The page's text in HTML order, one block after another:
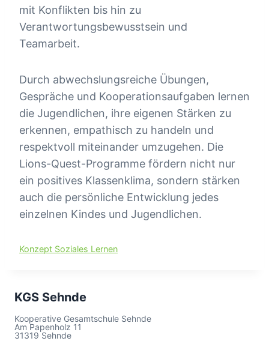
mit Konflikten bis hin zu
Verantwortungsbewusstsein und
Teamarbeit.
Durch abwechslungsreiche Übungen,
Gespräche und Kooperationsaufgaben lernen
die Jugendlichen, ihre eigenen Stärken zu
erkennen, empathisch zu handeln und
respektvoll miteinander umzugehen. Die
Lions-Quest-Programme fördern nicht nur
ein positives Klassenklima, sondern stärken
auch die persönliche Entwicklung jedes
einzelnen Kindes und Jugendlichen.
Konzept Soziales Lernen
KGS Sehnde
Kooperative Gesamtschule Sehnde
Am Papenholz 11
31319 Sehnde